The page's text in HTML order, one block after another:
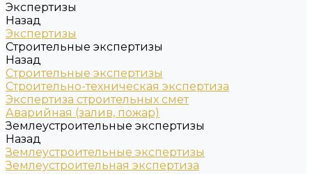
Экспертизы
Назад
Экспертизы
Строительные экспертизы
Назад
Строительные экспертизы
Строительно-техническая экспертиза
Экспертиза строительных смет
Аварийная (залив, пожар)
Землеустроительные экспертизы
Назад
Землеустроительные экспертизы
Землеустроительная экспертиза